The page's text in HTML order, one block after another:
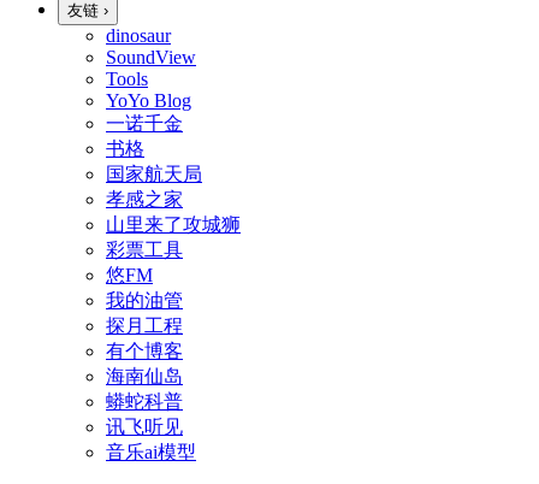
友链 ›
dinosaur
SoundView
Tools
YoYo Blog
一诺千金
书格
国家航天局
孝感之家
山里来了攻城狮
彩票工具
悠FM
我的油管
探月工程
有个博客
海南仙岛
蟒蛇科普
讯飞听见
音乐ai模型